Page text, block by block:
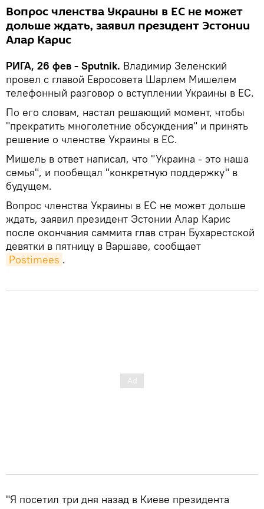
Вопрос членства Украины в ЕС не может
дольше ждать, заявил президент Эстонии
Алар Карис
РИГА, 26 фев - Sputnik. Владимир Зеленский
провел с главой Евросовета Шарлем Мишелем
телефонный разговор о вступлении Украины в ЕС.
По его словам, настал решающий момент, чтобы
"прекратить многолетние обсуждения" и принять
решение о членстве Украины в ЕС.
Мишель в ответ написал, что "Украина - это наша
семья", и пообещал "конкретную поддержку" в
будущем.
Вопрос членства Украины в ЕС не может дольше
ждать, заявил президент Эстонии Алар Карис
после окончания саммита глав стран Бухарестской
девятки в пятницу в Варшаве, сообщает
Postimees .
"Я посетил три дня назад в Киеве президента